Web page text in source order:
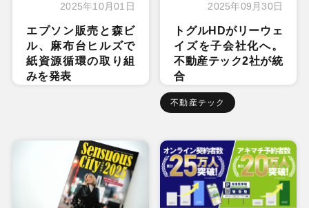
2025年10月01日
エプソン販売と森ビ
ル、麻布台ヒルズで
紙資源循環の取り組
みを発表
2025年09月30日
トグルHDがリーウェ
イズを子会社化へ。
不動産テック2社が統
合
不動産テック